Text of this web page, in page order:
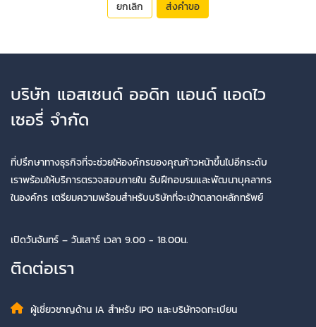
ยกเลิก ส่งคำขอ
บริษัท แอสเซนด์ ออดิท แอนด์ แอดไว
เซอรี่ จำกัด
ที่ปรึกษาทางธุรกิจที่จะช่วยให้องค์กรของคุณก้าวหน้าขึ้นไปอีกระดับ
เราพร้อมให้บริการตรวจสอบภายใน รับฝึกอบรมและพัฒนาบุคลากร
ในองค์กร เตรียมความพร้อมสำหรับบริษัทที่จะเข้าตลาดหลักทรัพย์
เปิดวันจันทร์ – วันเสาร์ เวลา 9.00 - 18.00น.
ติดต่อเรา
ผู้เชี่ยวชาญด้าน IA สำหรับ IPO และบริษัทจดทะเบียน